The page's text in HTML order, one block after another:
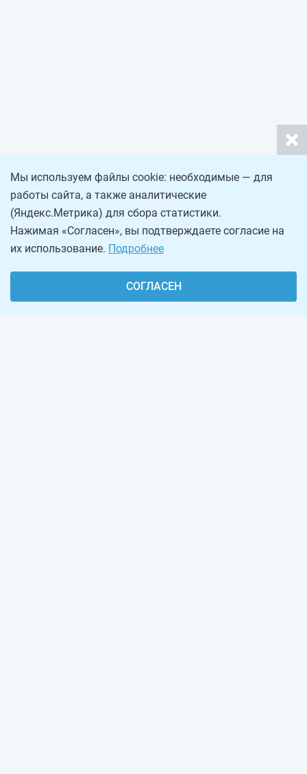
Мы используем файлы cookie: необходимые — для
работы сайта, а также аналитические
(Яндекс.Метрика) для сбора статистики.
Нажимая «Согласен», вы подтверждаете согласие на
их использование. Подробнее
СОГЛАСЕН